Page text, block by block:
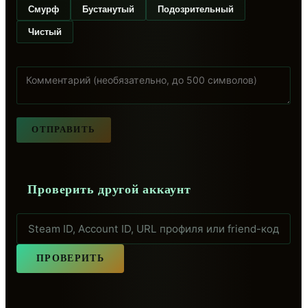
Смурф Бустанутый Подозрительный
Чистый
ОТПРАВИТЬ
Проверить другой аккаунт
ПРОВЕРИТЬ